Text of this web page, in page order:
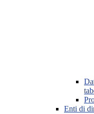
Enti di